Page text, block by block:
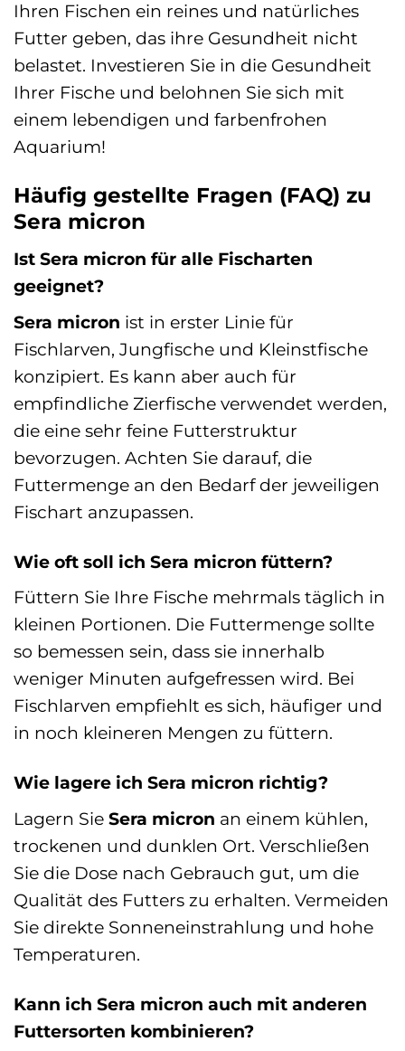
Ihren Fischen ein reines und natürliches
Futter geben, das ihre Gesundheit nicht
belastet. Investieren Sie in die Gesundheit
Ihrer Fische und belohnen Sie sich mit
einem lebendigen und farbenfrohen
Aquarium!
Häufig gestellte Fragen (FAQ) zu
Sera micron
Ist Sera micron für alle Fischarten
geeignet?
Sera micron ist in erster Linie für
Fischlarven, Jungfische und Kleinstfische
konzipiert. Es kann aber auch für
empfindliche Zierfische verwendet werden,
die eine sehr feine Futterstruktur
bevorzugen. Achten Sie darauf, die
Futtermenge an den Bedarf der jeweiligen
Fischart anzupassen.
Wie oft soll ich Sera micron füttern?
Füttern Sie Ihre Fische mehrmals täglich in
kleinen Portionen. Die Futtermenge sollte
so bemessen sein, dass sie innerhalb
weniger Minuten aufgefressen wird. Bei
Fischlarven empfiehlt es sich, häufiger und
in noch kleineren Mengen zu füttern.
Wie lagere ich Sera micron richtig?
Lagern Sie Sera micron an einem kühlen,
trockenen und dunklen Ort. Verschließen
Sie die Dose nach Gebrauch gut, um die
Qualität des Futters zu erhalten. Vermeiden
Sie direkte Sonneneinstrahlung und hohe
Temperaturen.
Kann ich Sera micron auch mit anderen
Futtersorten kombinieren?